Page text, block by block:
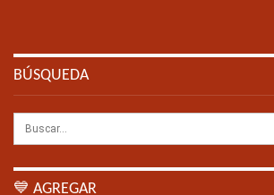
BÚSQUEDA
💙 AGREGAR